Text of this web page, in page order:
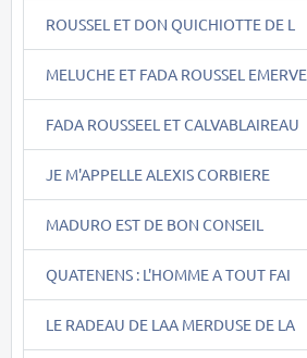
ROUSSEL ET DON QUICHIOTTE DE L
MELUCHE ET FADA ROUSSEL EMERVE
FADA ROUSSEEL ET CALVABLAIREAU
JE M'APPELLE ALEXIS CORBIERE
MADURO EST DE BON CONSEIL
QUATENENS : L'HOMME A TOUT FAI
LE RADEAU DE LAA MERDUSE DE LA